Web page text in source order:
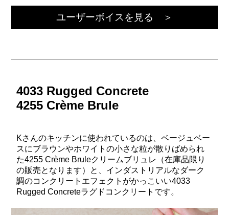
ユーザーボイスを見る ＞
4033 Rugged Concrete
4255 Crème Brule
Kさんのキッチンに使われているのは、ベージュベー
スにブラウンやホワイトの小さな粒が散りばめられ
た4255 Crème Bruleクリームブリュレ（在庫品限り
の販売となります）と、インダストリアルなダーク
調のコンクリートエフェクトがかっこいい4033
Rugged Concreteラグドコンクリートです。